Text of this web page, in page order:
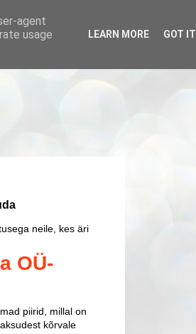
neile, kes äri
OÜ-
piirid, millal on
kõrvale
agent
usage
LEARN MORE GOT IT